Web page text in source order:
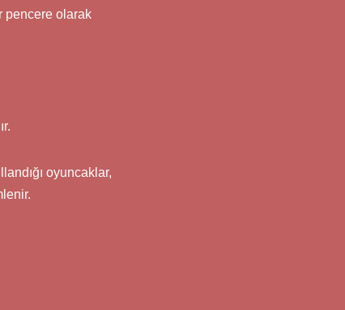
pencere olarak
oyuncaklar,